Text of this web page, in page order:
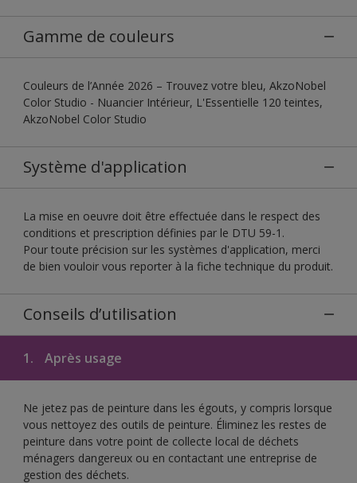
Gamme de couleurs
Couleurs de l’Année 2026 – Trouvez votre bleu, AkzoNobel
Color Studio - Nuancier Intérieur, L'Essentielle 120 teintes,
AkzoNobel Color Studio
Système d'application
La mise en oeuvre doit être effectuée dans le respect des
conditions et prescription définies par le DTU 59-1.
Pour toute précision sur les systèmes d'application, merci
de bien vouloir vous reporter à la fiche technique du produit.
Conseils d’utilisation
1. Après usage
Ne jetez pas de peinture dans les égouts, y compris lorsque
vous nettoyez des outils de peinture. Éliminez les restes de
peinture dans votre point de collecte local de déchets
ménagers dangereux ou en contactant une entreprise de
gestion des déchets.